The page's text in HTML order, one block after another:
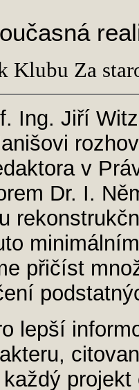
Klubu Za
Ing. Jiří
v
Dr. I.
přičíst
lepší